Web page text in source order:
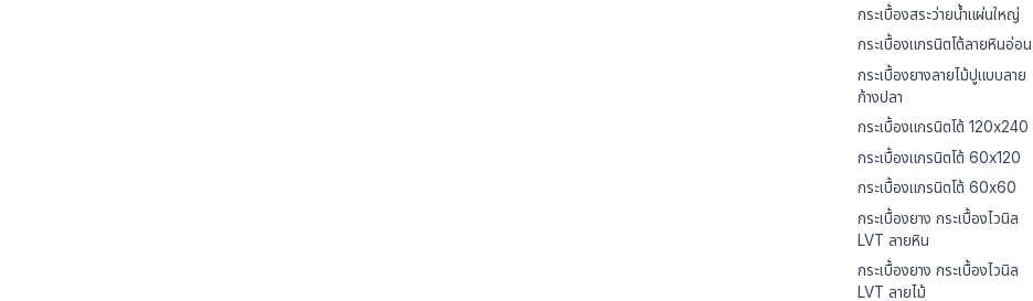
กระเบื้องสระว่ายน้ำแผ่นใหญ่
กระเบื้องแกรนิตโต้ลายหินอ่อน
กระเบื้องยางลายไม้ปูแบบลาย
ก้างปลา
กระเบื้องแกรนิตโต้ 120x240
กระเบื้องแกรนิตโต้ 60x120
กระเบื้องแกรนิตโต้ 60x60
กระเบื้องยาง กระเบื้องไวนิล
LVT ลายหิน
กระเบื้องยาง กระเบื้องไวนิล
LVT ลายไม้